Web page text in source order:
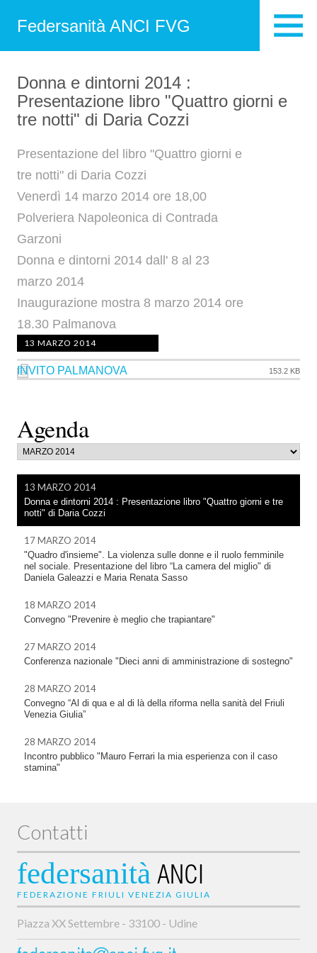
Federsanità ANCI FVG
Agenda
13 MARZO 2014
Donna e dintorni 2014 : Presentazione libro "Quattro giorni e tre
notti" di Daria Cozzi
17 MARZO 2014
"Quadro d'insieme". La violenza sulle donne e il ruolo femminile
nel sociale. Presentazione del libro “La camera del miglio" di
Daniela Galeazzi e Maria Renata Sasso
18 MARZO 2014
Convegno "Prevenire è meglio che trapiantare"
27 MARZO 2014
Conferenza nazionale "Dieci anni di amministrazione di sostegno"
28 MARZO 2014
Convegno “Al di qua e al di là della riforma nella sanità del Friuli
Venezia Giulia”
28 MARZO 2014
Incontro pubblico "Mauro Ferrari la mia esperienza con il caso
stamina"
Donna e dintorni 2014 :
Presentazione libro "Quattro giorni e
tre notti" di Daria Cozzi
Presentazione del libro "Quattro giorni e
tre notti" di Daria Cozzi
Venerdì 14 marzo 2014 ore 18,00
Polveriera Napoleonica di Contrada
Garzoni
Donna e dintorni 2014 dall' 8 al 23
marzo 2014
Inaugurazione mostra 8 marzo 2014 ore
18.30 Palmanova
13 MARZO 2014
INVITO PALMANOVA 153.2 KB
Contatti
federsanità ANCI
FEDERAZIONE FRIULI VENEZIA GIULIA
Piazza XX Settembre - 33100 - Udine